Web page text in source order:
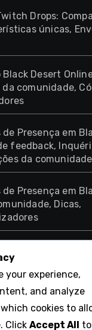
Drops:
únicas,
Desert
comunidade,
de Presença em
feedback,
da comunidade
de Presença em
Dicas,
comuns,
your experience,
and analyze
cookies to
. Click Accept All to